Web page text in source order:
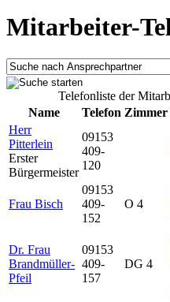
Mitarbeiter-
Telefonliste der
Name
Telefon Zimmer
Herr
Pitterlein
Erster
Bürgermeister
09153
409-
120
Frau Bisch
09153
409-
152
O 4
Dr. Frau
Brandmüller-
Pfeil
09153
409-
157
DG 4